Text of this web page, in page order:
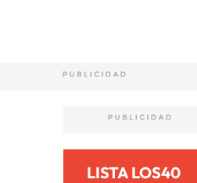
LISTA LOS40